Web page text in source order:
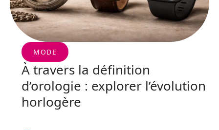
MODE
À travers la définition
d’orologie : explorer l’évolution
horlogère